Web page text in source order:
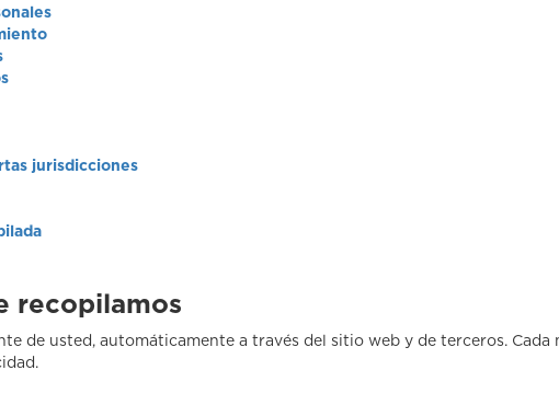
jurisdicciones
recopilamos
de usted, automáticamente a través del sitio web y de terceros. Cada